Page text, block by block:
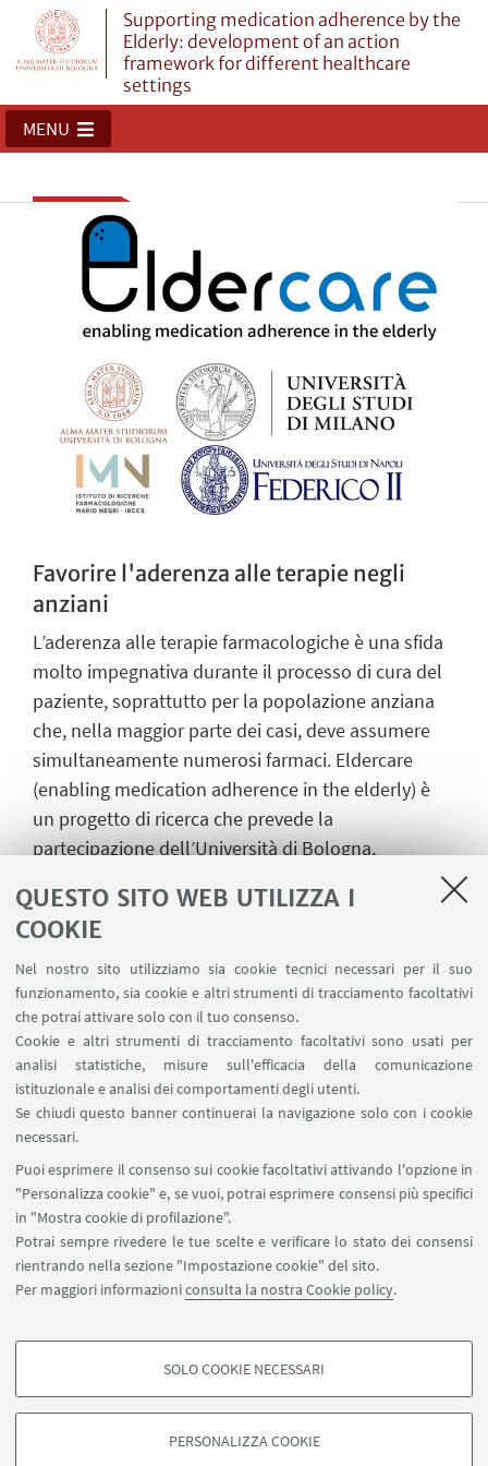
QUESTO SITO WEB UTILIZZA I
COOKIE
Nel nostro sito utilizziamo sia cookie tecnici necessari per il suo
funzionamento, sia cookie e altri strumenti di tracciamento facoltativi
che potrai attivare solo con il tuo consenso.
Cookie e altri strumenti di tracciamento facoltativi sono usati per
analisi statistiche, misure sull'efficacia della comunicazione
istituzionale e analisi dei comportamenti degli utenti.
Se chiudi questo banner continuerai la navigazione solo con i cookie
necessari.
Puoi esprimere il consenso sui cookie facoltativi attivando l'opzione in
"Personalizza cookie" e, se vuoi, potrai esprimere consensi più specifici
in "Mostra cookie di profilazione".
Potrai sempre rivedere le tue scelte e verificare lo stato dei consensi
rientrando nella sezione "Impostazione cookie" del sito.
Per maggiori informazioniconsulta la nostra Cookie policy.
COOKIE DI PROFILAZIONE - FACOLTATIVI
degli utenti, creare profili in base al loro comportamento sul sito, per analisi
SOLO COOKIE NECESSARI
PERSONALIZZA COOKIE
Supporting medication adherence by the
Elderly: development of an action
framework for different healthcare
settings
MENU
Favorire l'aderenza alle terapie negli
anziani
L’aderenza alle terapie farmacologiche è una sfida
molto impegnativa durante il processo di cura del
paziente, soprattutto per la popolazione anziana
che, nella maggior parte dei casi, deve assumere
simultaneamente numerosi farmaci. Eldercare
(enabling medication adherence in the elderly) è
un progetto di ricerca che prevede la
partecipazione dell’Università di Bologna,
Federico II e dell’Istituto di ricerche farmacologiche
Mario Negri, e si prefigge di raccogliere e
documentare tutte le esperienze più rilevanti
messe a punto a livello nazionale, regionale e
locale per incrementare l’aderenza terapeutica
negli anziani. Le informazioni raccolte aiuteranno
nello sviluppo di una strategia sostenibile,
riproducibile ed efficace per favorire e migliorare
l’aderenza.
Progetto finanziato dall'Unione
Europea - Next Generation EU
20227C2YLA)